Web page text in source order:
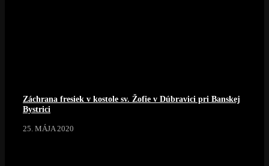
Záchrana fresiek v kostole sv. Žofie v Dúbravici pri Banskej
Bystrici
25. MÁJA 2020